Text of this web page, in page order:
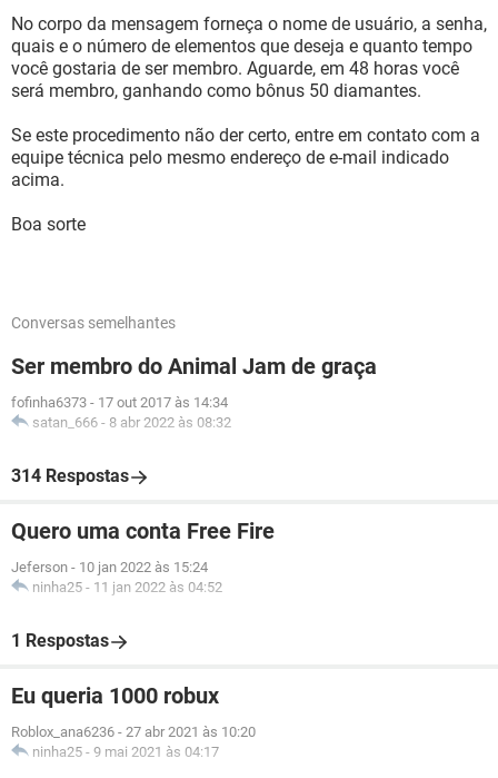
No corpo da mensagem forneça o nome de usuário, a senha,
quais e o número de elementos que deseja e quanto tempo
você gostaria de ser membro. Aguarde, em 48 horas você
será membro, ganhando como bônus 50 diamantes.
Se este procedimento não der certo, entre em contato com a
equipe técnica pelo mesmo endereço de e-mail indicado
acima.
Boa sorte
Conversas semelhantes
Ser membro do Animal Jam de graça
fofinha6373 - 17 out 2017 às 14:34
satan_666 - 8 abr 2022 às 08:32
314 Respostas
Quero uma conta Free Fire
Jeferson - 10 jan 2022 às 15:24
ninha25 - 11 jan 2022 às 04:52
1 Respostas
Eu queria 1000 robux
Roblox_ana6236 - 27 abr 2021 às 10:20
ninha25 - 9 mai 2021 às 04:17